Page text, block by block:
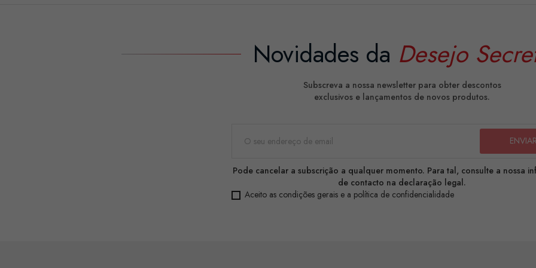
Novidades da Desejo
Subscreva a nossa newsletter para obter descontos
exclusivos e lançamentos de novos produtos.
Pode cancelar a subscrição a qualquer momento. Para tal, consulte a nossa
de contacto na declaração legal.
Aceito as condições gerais e a política de confidencialidade